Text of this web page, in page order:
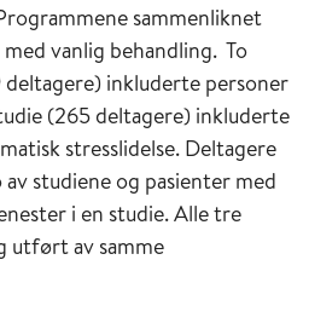
sammenliknet
vanlig behandling. To
inkluderte personer
(265 deltagere) inkluderte
stresslidelse. Deltagere
studiene og pasienter med
i en studie. Alle tre
utført av samme